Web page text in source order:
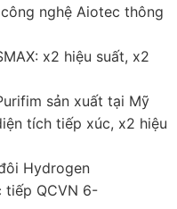
nghệ Aiotec thông
x2 hiệu suất, x2
sản xuất tại Mỹ
tích tiếp xúc, x2 hiệu
Hydrogen
tiếp QCVN 6-